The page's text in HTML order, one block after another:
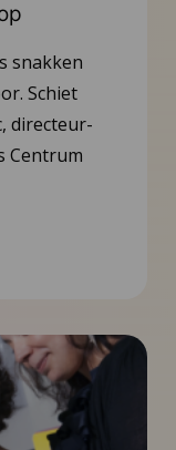
snakken
Schiet
directeur-
Centrum